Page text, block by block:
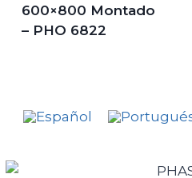
600×800 Montado
– PHO 6822